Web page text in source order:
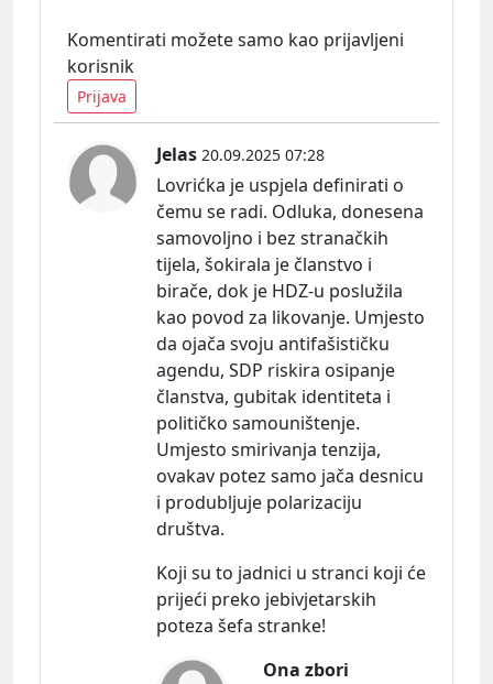
Komentirati možete samo kao prijavljeni
korisnik
Prijava
Jelas 20.09.2025 07:28
Lovrićka je uspjela definirati o
čemu se radi. Odluka, donesena
samovoljno i bez stranačkih
tijela, šokirala je članstvo i
birače, dok je HDZ-u poslužila
kao povod za likovanje. Umjesto
da ojača svoju antifašističku
agendu, SDP riskira osipanje
članstva, gubitak identiteta i
političko samouništenje.
Umjesto smirivanja tenzija,
ovakav potez samo jača desnicu
i produbljuje polarizaciju
društva.
Koji su to jadnici u stranci koji će
prijeći preko jebivjetarskih
poteza šefa stranke!
Ona zbori